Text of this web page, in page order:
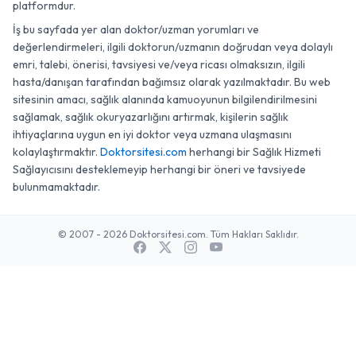
platformdur.
İş bu sayfada yer alan doktor/uzman yorumları ve
değerlendirmeleri, ilgili doktorun/uzmanın doğrudan veya dolaylı
emri, talebi, önerisi, tavsiyesi ve/veya ricası olmaksızın, ilgili
hasta/danışan tarafından bağımsız olarak yazılmaktadır. Bu web
sitesinin amacı, sağlık alanında kamuoyunun bilgilendirilmesini
sağlamak, sağlık okuryazarlığını artırmak, kişilerin sağlık
ihtiyaçlarına uygun en iyi doktor veya uzmana ulaşmasını
kolaylaştırmaktır. Doktorsitesi.com herhangi bir Sağlık Hizmeti
Sağlayıcısını desteklemeyip herhangi bir öneri ve tavsiyede
bulunmamaktadır.
© 2007 - 2026 Doktorsitesi.com. Tüm Hakları Saklıdır.